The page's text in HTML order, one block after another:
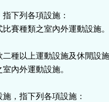
下列各項設施：
賽種類之室內外運動設施
種以上運動設施及休閒設
內外運動設施。
，指下列各項設施：